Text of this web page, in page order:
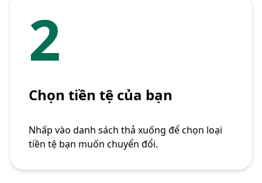
2
Chọn tiền tệ của bạn
Nhấp vào danh sách thả xuống để chọn loại
tiền tệ bạn muốn chuyển đổi.